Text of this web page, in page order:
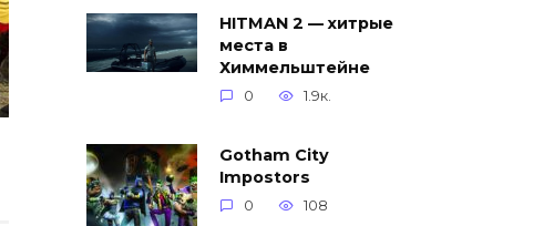
HITMAN 2 — хитрые
места в
Химмельштейне
0 1.9к.
Gotham City
Impostors
0 108